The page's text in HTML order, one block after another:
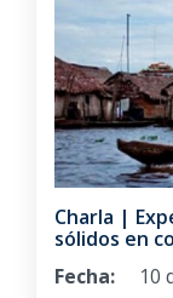
Charla |
sólidos en
Fecha:
10